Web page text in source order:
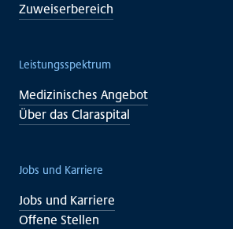
Zuweiserbereich
Leistungsspektrum
Medizinisches Angebot
Über das Claraspital
Jobs und Karriere
Jobs und Karriere
Offene Stellen